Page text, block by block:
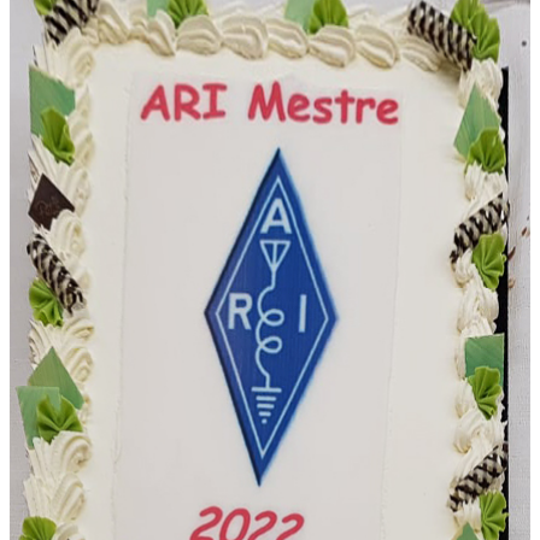
Serata a tema: LoTW è stato hackerato.
Sei il prossimo bersaglio?
Venerdì 22 Maggio alle ore 21.15 presso la sede di Via
Lussingrande, avremo un ospite da ARI Treviso IK3GIG Fabio terrà
un incontro dal titolo: “LoTW è stato hackerato. Tu sei il prossimo
bersaglio?”. Ecco un breve …
Serata a tema: Protezione Civile in
ambito ARI-RE
Venerdì 10 Aprile alle ore 21.15 presso la sede di Via Lussingrande,
il socio Corrado IK3YBX terrà una serata dal tema “Protezione
Civile in ambito ARI-RE. Nel corso dell’incontro verrà presentata
una breve introduzione generale sulla …